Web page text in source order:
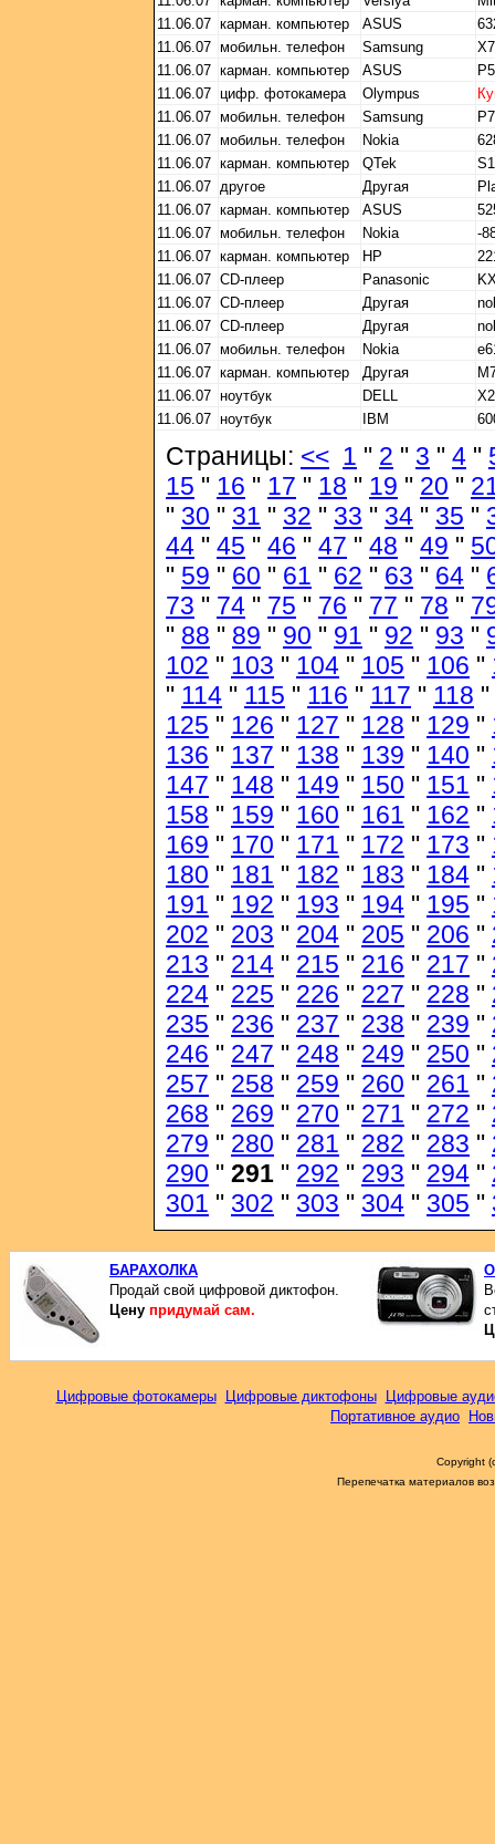
11.06.07 карман. компьютер ASUS
11.06.07 мобильн. телефон Samsung
11.06.07 карман. компьютер ASUS
11.06.07 цифр. фотокамера Olympus
11.06.07 мобильн. телефон Samsung
11.06.07 мобильн. телефон Nokia
11.06.07 карман. компьютер QTek
11.06.07 другое Другая
11.06.07 карман. компьютер ASUS
11.06.07 мобильн. телефон Nokia
-
11.06.07 карман. компьютер HP
11.06.07 CD-плеер Panasonic
11.06.07 CD-плеер Другая
11.06.07 CD-плеер Другая
11.06.07 мобильн. телефон Nokia
11.06.07 карман. компьютер Другая
11.06.07 ноутбук DELL
11.06.07 ноутбук IBM
Страницы: << 1 " 2 " 3 " 4 "
15 " 16 " 17 " 18 " 19 " 20 "
" 30 " 31 " 32 " 33 " 34 " 35 "
44 " 45 " 46 " 47 " 48 " 49 "
" 59 " 60 " 61 " 62 " 63 " 64 "
73 " 74 " 75 " 76 " 77 " 78 "
" 88 " 89 " 90 " 91 " 92 " 93 "
102 " 103 " 104 " 105 " 106 "
" 114 " 115 " 116 " 117 " 118 "
125 " 126 " 127 " 128 " 129 "
136 " 137 " 138 " 139 " 140 "
147 " 148 " 149 " 150 " 151 "
158 " 159 " 160 " 161 " 162 "
169 " 170 " 171 " 172 " 173 "
180 " 181 " 182 " 183 " 184 "
191 " 192 " 193 " 194 " 195 "
202 " 203 " 204 " 205 " 206 "
213 " 214 " 215 " 216 " 217 "
224 " 225 " 226 " 227 " 228 "
235 " 236 " 237 " 238 " 239 "
246 " 247 " 248 " 249 " 250 "
257 " 258 " 259 " 260 " 261 "
268 " 269 " 270 " 271 " 272 "
279 " 280 " 281 " 282 " 283 "
290 " 291 " 292 " 293 " 294 "
301 " 302 " 303 " 304 " 305 "
БАРАХОЛКА
Продай свой цифровой диктофон.
Цену придумай сам.
Цифровые фотокамеры Цифровые диктофоны
Цифровые
Портативное аудио
Copyright
Перепечатка материалов